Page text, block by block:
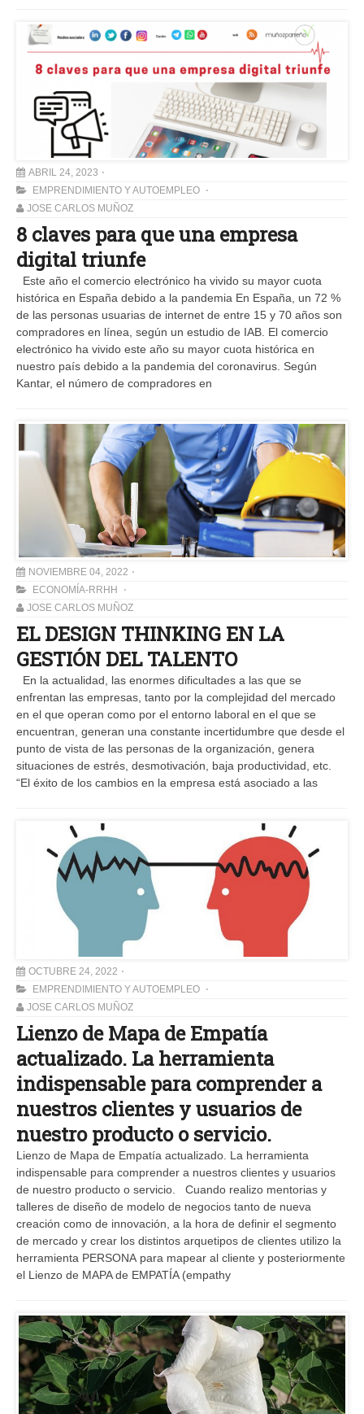
ABRIL 24, 2023
EMPRENDIMIENTO Y AUTOEMPLEO
JOSE CARLOS MUÑOZ
8 claves para que una empresa
digital triunfe
Este año el comercio electrónico ha vivido su mayor cuota
histórica en España debido a la pandemia En España, un 72 %
de las personas usuarias de internet de entre 15 y 70 años son
compradores en línea, según un estudio de IAB. El comercio
electrónico ha vivido este año su mayor cuota histórica en
nuestro país debido a la pandemia del coronavirus. Según
Kantar, el número de compradores en
NOVIEMBRE 04, 2022
ECONOMÍA-RRHH
JOSE CARLOS MUÑOZ
EL DESIGN THINKING EN LA
GESTIÓN DEL TALENTO
En la actualidad, las enormes dificultades a las que se
enfrentan las empresas, tanto por la complejidad del mercado
en el que operan como por el entorno laboral en el que se
encuentran, generan una constante incertidumbre que desde el
punto de vista de las personas de la organización, genera
situaciones de estrés, desmotivación, baja productividad, etc.
“El éxito de los cambios en la empresa está asociado a las
OCTUBRE 24, 2022
EMPRENDIMIENTO Y AUTOEMPLEO
JOSE CARLOS MUÑOZ
Lienzo de Mapa de Empatía
actualizado. La herramienta
indispensable para comprender a
nuestros clientes y usuarios de
nuestro producto o servicio.
Lienzo de Mapa de Empatía actualizado. La herramienta
indispensable para comprender a nuestros clientes y usuarios
de nuestro producto o servicio. Cuando realizo mentorias y
talleres de diseño de modelo de negocios tanto de nueva
creación como de innovación, a la hora de definir el segmento
de mercado y crear los distintos arquetipos de clientes utilizo la
herramienta PERSONA para mapear al cliente y posteriormente
el Lienzo de MAPA de EMPATÍA (empathy